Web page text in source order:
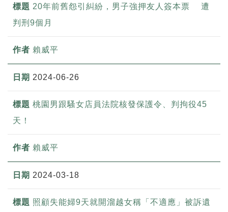
20年前舊怨引糾紛，男子強押友人簽本票 遭
判刑9個月
賴威平
2024-06-26
桃園男跟騷女店員法院核發保護令、判拘役45
天！
賴威平
2024-03-18
照顧失能婦9天就開溜越女稱「不適應」被訴遺